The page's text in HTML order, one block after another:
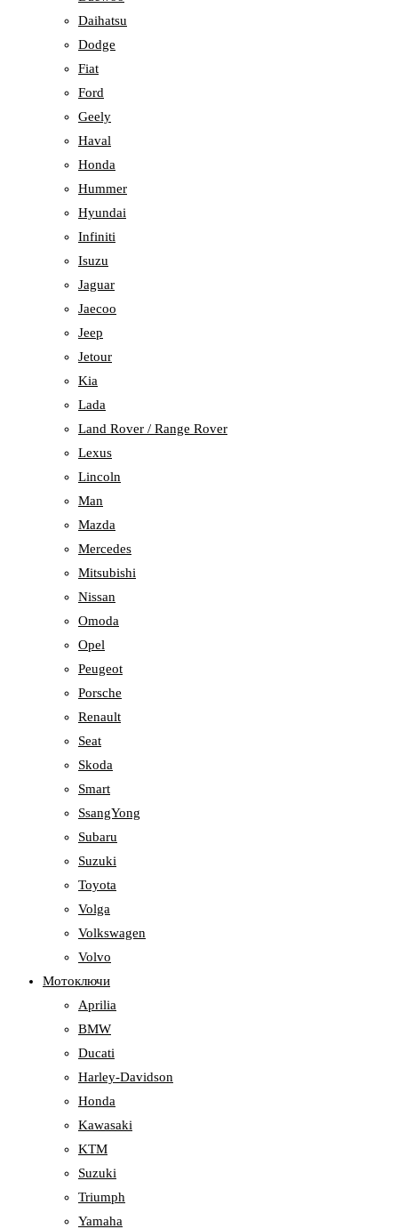
Daihatsu
Dodge
Fiat
Ford
Geely
Haval
Honda
Hummer
Hyundai
Infiniti
Isuzu
Jaguar
Jaecoo
Jeep
Jetour
Kia
Lada
Land Rover / Range Rover
Lexus
Lincoln
Man
Mazda
Mercedes
Mitsubishi
Nissan
Omoda
Opel
Peugeot
Porsche
Renault
Seat
Skoda
Smart
SsangYong
Subaru
Suzuki
Toyota
Volga
Volkswagen
Volvo
Мотоключи
Aprilia
BMW
Ducati
Harley-Davidson
Honda
Kawasaki
KTM
Suzuki
Triumph
Yamaha